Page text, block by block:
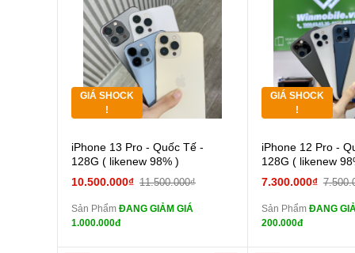
Pin dự phòng và
các Phụ Kiện Khác
GIÁ SHOCK
!
Thân Thiết
Tặng
Tặng
Cường lực 10D full
màn
tai nghe iPhone 6S
iPhone 13 Pro - Quốc Tế -
128G ( likenew 98% )
10.500.000₫ 11.500.000₫
Sản Phẩm ĐANG GIẢM GIÁ
1.000.000đ
GIÁ SHOCK
!
Thân Thiết
màn
tai
iPhone 12 Pro -
128G ( likenew
7.300.000₫
Sản Phẩm ĐANG
200.000đ